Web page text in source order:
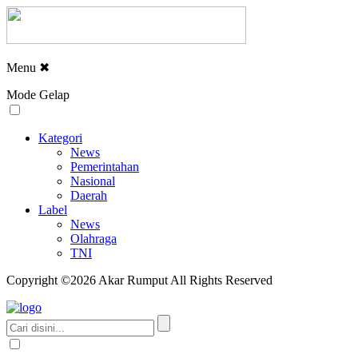
Menu ✖
Mode Gelap
Kategori
News
Pemerintahan
Nasional
Daerah
Label
News
Olahraga
TNI
Copyright ©2026 Akar Rumput All Rights Reserved